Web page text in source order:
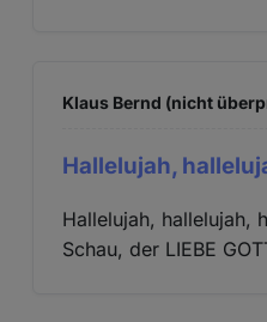
Klaus Bernd (nicht
Hallelujah,
Hallelujah, hallelujah,
Schau, der LIEBE